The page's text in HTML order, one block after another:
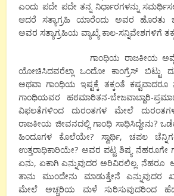
ಎಂದು ಪದೇ ಪದೇ ತನ್ನ ನಿರ್ಧಾರಗಳನ್ನು
ಆದರೆ ಸತ್ಯಾಗ್ರಹಿ ಯಾರೆಂದು ಅವರ ಹೊರತು
ಅವರ ಸತ್ಯಾಗ್ರಹಿಯ ವ್ಯಾಖ್ಯೆ ಕಾಲ-ಸನ್ನಿವೇಶಗಳಿಗೆ
ಗಾಂಧಿಯ ರಾಜಕೀಯ
ಯೋಚಿಸಿದವರೆಲ್ಲಾ ಒಂದೋ ಕಾಂಗ್ರೆಸ್ ಬಿಟ್ಟು
ಅಥವಾ ಗಾಂಧಿಯ ಇಷ್ಟಕ್ಕೆ ತಕ್ಕಂತೆ ಕಷ್ಟವಾದರೂ
ಗಾಂಧಿಯವರ ಹಠಮಾರಿತನ-ಬೇಜವಾಬ್ದಾರಿ-
ವಿಫಲತೆಗಳಿಂದ ದುರಂತಗಳ ಮೇಲೆ
ರಾಜಕೀಯ ಜೀವನದಲ್ಲಿ ಗಾಂಧಿ ಸಾಧಿಸಿದ್ದೇನು?
ಹಿಂದೂಗಳ ಕೊಲೆಯೇ? ಸ್ವಾರ್ಥಿ, ಚಪಲ
ಉತ್ತರಾಧಿಕಾರಿಯೇ? ಅವರ ಪಟ್ಟ ಶಿಷ್ಯ
ಏನು, ಏಕಾಗಿ ಎನ್ನುವುದರ ಅರಿವಿರಲಿಲ್ಲ. ನೆಹರೂ
ತಾನು ಮುಂದೇನು ಮಾಡುತ್ತೇನೆ
ಮೇಲೆ ಅಚ್ಚರಿಯ ಮಳೆ ಸುರಿಸುವುದರಿಂದ